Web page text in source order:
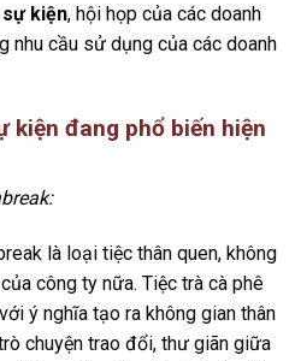
kiện, hội họp của các doanh
nhu cầu sử dụng của các doanh
kiện đang phổ biến hiện
là loại tiệc thân quen, không
công ty nữa. Tiệc trà cà phê
ý nghĩa tạo ra không gian thân
chuyện trao đổi, thư giãn giữa